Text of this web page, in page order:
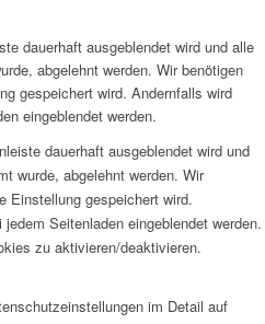
dauerhaft ausgeblendet wird und alle
abgelehnt werden. Wir benötigen
gespeichert wird. Andernfalls wird
eingeblendet werden.
dauerhaft ausgeblendet wird und
wurde, abgelehnt werden. Wir
Einstellung gespeichert wird.
Seitenladen eingeblendet werden.
zu aktivieren/deaktivieren.
im Detail auf